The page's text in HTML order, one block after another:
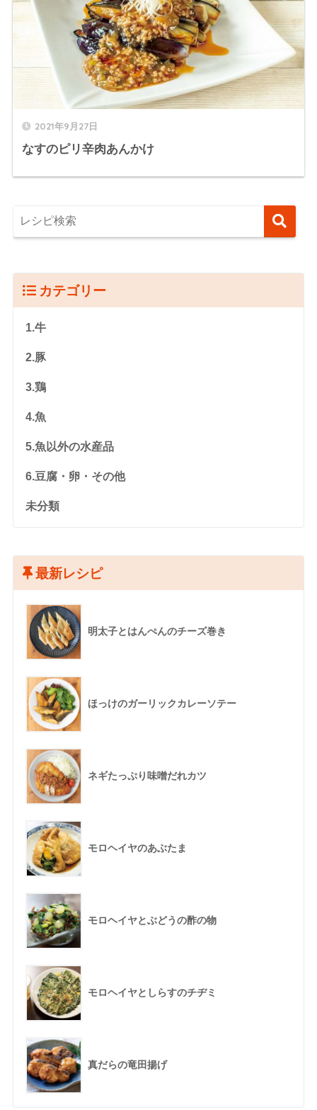
2021年9月27日
なすのピリ辛肉あんかけ
カテゴリー
1.牛
2.豚
3.鶏
4.魚
5.魚以外の水産品
6.豆腐・卵・その他
未分類
最新レシピ
明太子とはんぺんのチーズ巻き
ほっけのガーリックカレーソテー
ネギたっぷり味噌だれカツ
モロヘイヤのあぶたま
モロヘイヤとぶどうの酢の物
モロヘイヤとしらすのチヂミ
真だらの竜田揚げ